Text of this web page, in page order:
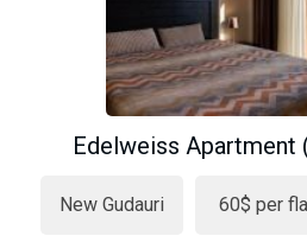
Edelweiss Apartment
New Gudauri 60$ per
Ski instructors
Ski rent
Ski service
Kids in Gudauri
Events schedule